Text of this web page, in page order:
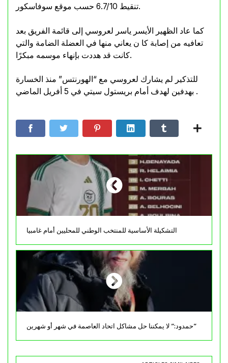
تنقيط 6.7/10 حسب موقع سوفاسكور.
كما عاد الظهير الأيسر ياسر لعروسي إلى قائمة الفريق بعد
تعافيه من إصابة كا ن يعاني منها في العضلة الضامة والتي
كانت قد هددت بإنهاء موسمه مبكرًا.
للتذكير لم يشارك لعروسي مع “الهورنتس” منذ الخسارة
بهدفين لهدف أمام بريستول سيتي في 5 أفريل الماضي .
التشكيلة الأساسية للمنتخب الوطني للمحليين أمام غامبيا
حمدود:” لا يمكننا حل مشاكل اتحاد العاصمة في شهر أو شهرين”